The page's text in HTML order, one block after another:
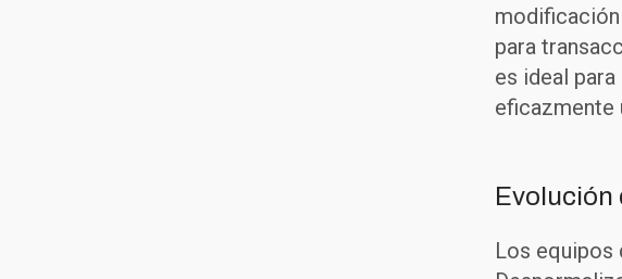
modificación
para
es ideal
eficazmente
Evolución
Los equipos